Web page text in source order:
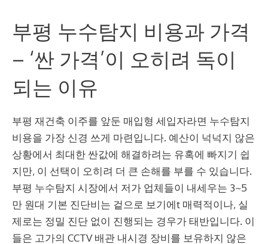
부평 누수탐지 비용과 가격
– ‘싼 가격’이 오히려 독이
되는 이유
부평 재건축 이주를 앞둔 매입형 세입자라면 누수탐지
비용을 가장 신경 쓰게 마련입니다. 예산이 넉넉지 않은
상황에서 최대한 싼값에 해결하려는 유혹에 빠지기 쉽
지만, 이 선택이 오히려 더 큰 손해를 부를 수 있습니다.
부평 누수탐지 시장에서 저가 업체들이 내세우는 3~5
만 원대 기본 진단비는 겉으로 보기에t 매력적이나, 실
제로는 정밀 진단 없이 진행되는 경우가 태반입니다. 이
들은 고가의 CCTV 배관 내시경 장비를 보유하지 않은